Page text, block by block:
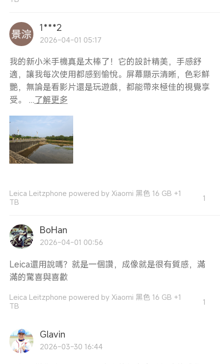
1***2
2026-04-01 05:17
我的新小米手機真是太棒了！它的設計精美，手感舒
適，讓我每次使用都感到愉悅。屏幕顯示清晰，色彩鮮
艷，無論是看影片還是玩遊戲，都能帶來極佳的視覺享
受。 ...了解更多
Leica Leitzphone powered by Xiaomi 黑色 16 GB +1
TB
1
BoHan
2026-04-01 00:56
Leica還用說嗎？就是一個讚，成像就是很有質感，滿
滿的驚喜與喜歡
Leica Leitzphone powered by Xiaomi 黑色 16 GB +1
TB
1
Glavin
2026-03-30 16:44